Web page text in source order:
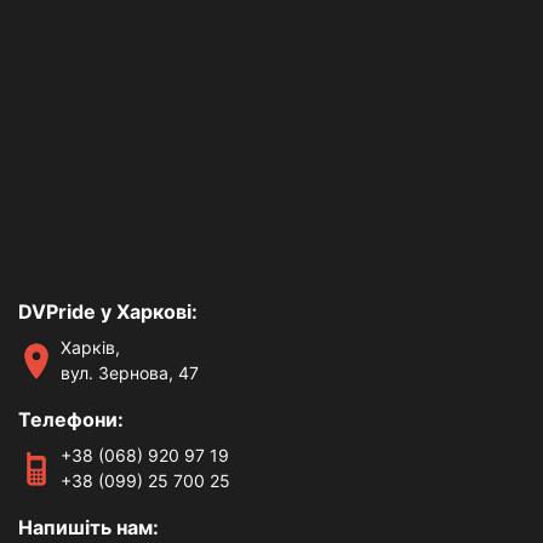
DVPride у Харкові:
Харків,
вул. Зернова, 47
Телефони:
+38 (068) 920 97 19
+38 (099) 25 700 25
Напишіть нам: